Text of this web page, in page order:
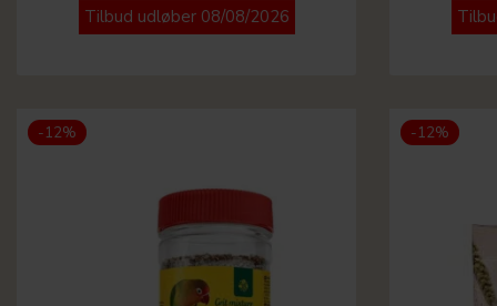
Tilbud udløber 08/08/2026
-12% -12%